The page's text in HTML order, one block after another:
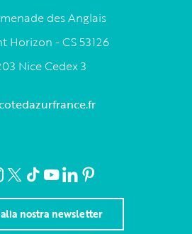
des Anglais
Horizon - CS 53126
Nice Cedex 3
nostra newsletter